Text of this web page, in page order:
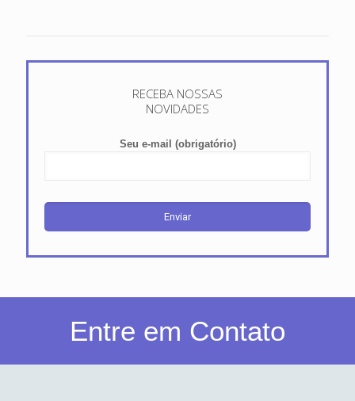
RECEBA NOSSAS
NOVIDADES
Seu e-mail (obrigatório)
Entre em Contato